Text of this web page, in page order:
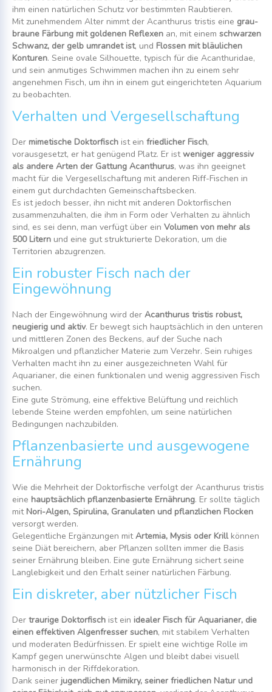
ihm einen natürlichen Schutz vor bestimmten Raubtieren.
Mit zunehmendem Alter nimmt der Acanthurus tristis eine grau-
braune Färbung mit goldenen Reflexen an, mit einem schwarzen
Schwanz, der gelb umrandet ist, und Flossen mit bläulichen
Konturen. Seine ovale Silhouette, typisch für die Acanthuridae,
und sein anmutiges Schwimmen machen ihn zu einem sehr
angenehmen Fisch, um ihn in einem gut eingerichteten Aquarium
zu beobachten.
Verhalten und Vergesellschaftung
Der mimetische Doktorfisch ist ein friedlicher Fisch,
vorausgesetzt, er hat genügend Platz. Er istweniger aggressiv
als andere Arten der Gattung Acanthurus, was ihn geeignet
macht für die Vergesellschaftung mit anderen Riff-Fischen in
einem gut durchdachten Gemeinschaftsbecken.
Es ist jedoch besser, ihn nicht mit anderen Doktorfischen
zusammenzuhalten, die ihm in Form oder Verhalten zu ähnlich
sind, es sei denn, man verfügt über ein Volumen von mehr als
500 Litern und eine gut strukturierte Dekoration, um die
Territorien abzugrenzen.
Ein robuster Fisch nach der
Eingewöhnung
Nach der Eingewöhnung wird der Acanthurus tristis robust,
neugierig und aktiv. Er bewegt sich hauptsächlich in den unteren
und mittleren Zonen des Beckens, auf der Suche nach
Mikroalgen und pflanzlicher Materie zum Verzehr. Sein ruhiges
Verhalten macht ihn zu einer ausgezeichneten Wahl für
Aquarianer, die einen funktionalen und wenig aggressiven Fisch
suchen.
Eine gute Strömung, eine effektive Belüftung und reichlich
lebende Steine werden empfohlen, um seine natürlichen
Bedingungen nachzubilden.
Pflanzenbasierte und ausgewogene
Ernährung
Wie die Mehrheit der Doktorfische verfolgt der Acanthurus tristis
eine hauptsächlich pflanzenbasierte Ernährung. Er sollte täglich
mit Nori-Algen, Spirulina, Granulaten und pflanzlichen Flocken
versorgt werden.
Gelegentliche Ergänzungen mitArtemia, Mysis oder Krillkönnen
seine Diät bereichern, aber Pflanzen sollten immer die Basis
seiner Ernährung bleiben. Eine gute Ernährung sichert seine
Langlebigkeit und den Erhalt seiner natürlichen Färbung.
Ein diskreter, aber nützlicher Fisch
Der traurige Doktorfisch ist ein idealer Fisch für Aquarianer, die
einen effektiven Algenfresser suchen, mit stabilem Verhalten
und moderaten Bedürfnissen. Er spielt eine wichtige Rolle im
Kampf gegen unerwünschte Algen und bleibt dabei visuell
harmonisch in der Riffdekoration.
Dank seiner jugendlichen Mimikry, seiner friedlichen Natur und